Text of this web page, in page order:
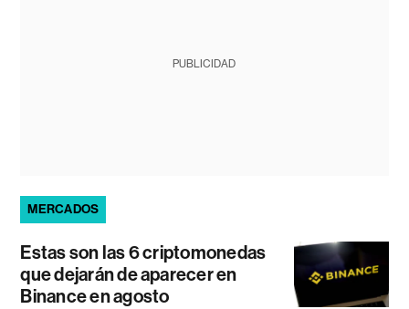
PUBLICIDAD
MERCADOS
Estas son las 6 criptomonedas
que dejarán de aparecer en
Binance en agosto